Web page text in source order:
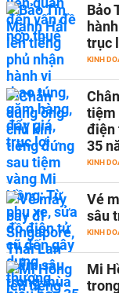
Bảo
trục
KINH
tiệm
điện
35
KINH
Vé
sâu
KINH
Mi